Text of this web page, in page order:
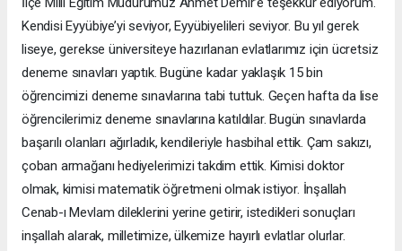
Kendisi Eyyübiye’yi seviyor, Eyyübiyelileri seviyor. Bu yıl gerek
liseye, gerekse üniversiteye hazırlanan evlatlarımız için ücretsiz
deneme sınavları yaptık. Bugüne kadar yaklaşık 15 bin
öğrencimizi deneme sınavlarına tabi tuttuk. Geçen hafta da lise
öğrencilerimiz deneme sınavlarına katıldılar. Bugün sınavlarda
başarılı olanları ağırladık, kendileriyle hasbihal ettik. Çam sakızı,
çoban armağanı hediyelerimizi takdim ettik. Kimisi doktor
olmak, kimisi matematik öğretmeni olmak istiyor. İnşallah
Cenab-ı Mevlam dileklerini yerine getirir, istedikleri sonuçları
inşallah alarak, milletimize, ülkemize hayırlı evlatlar olurlar.